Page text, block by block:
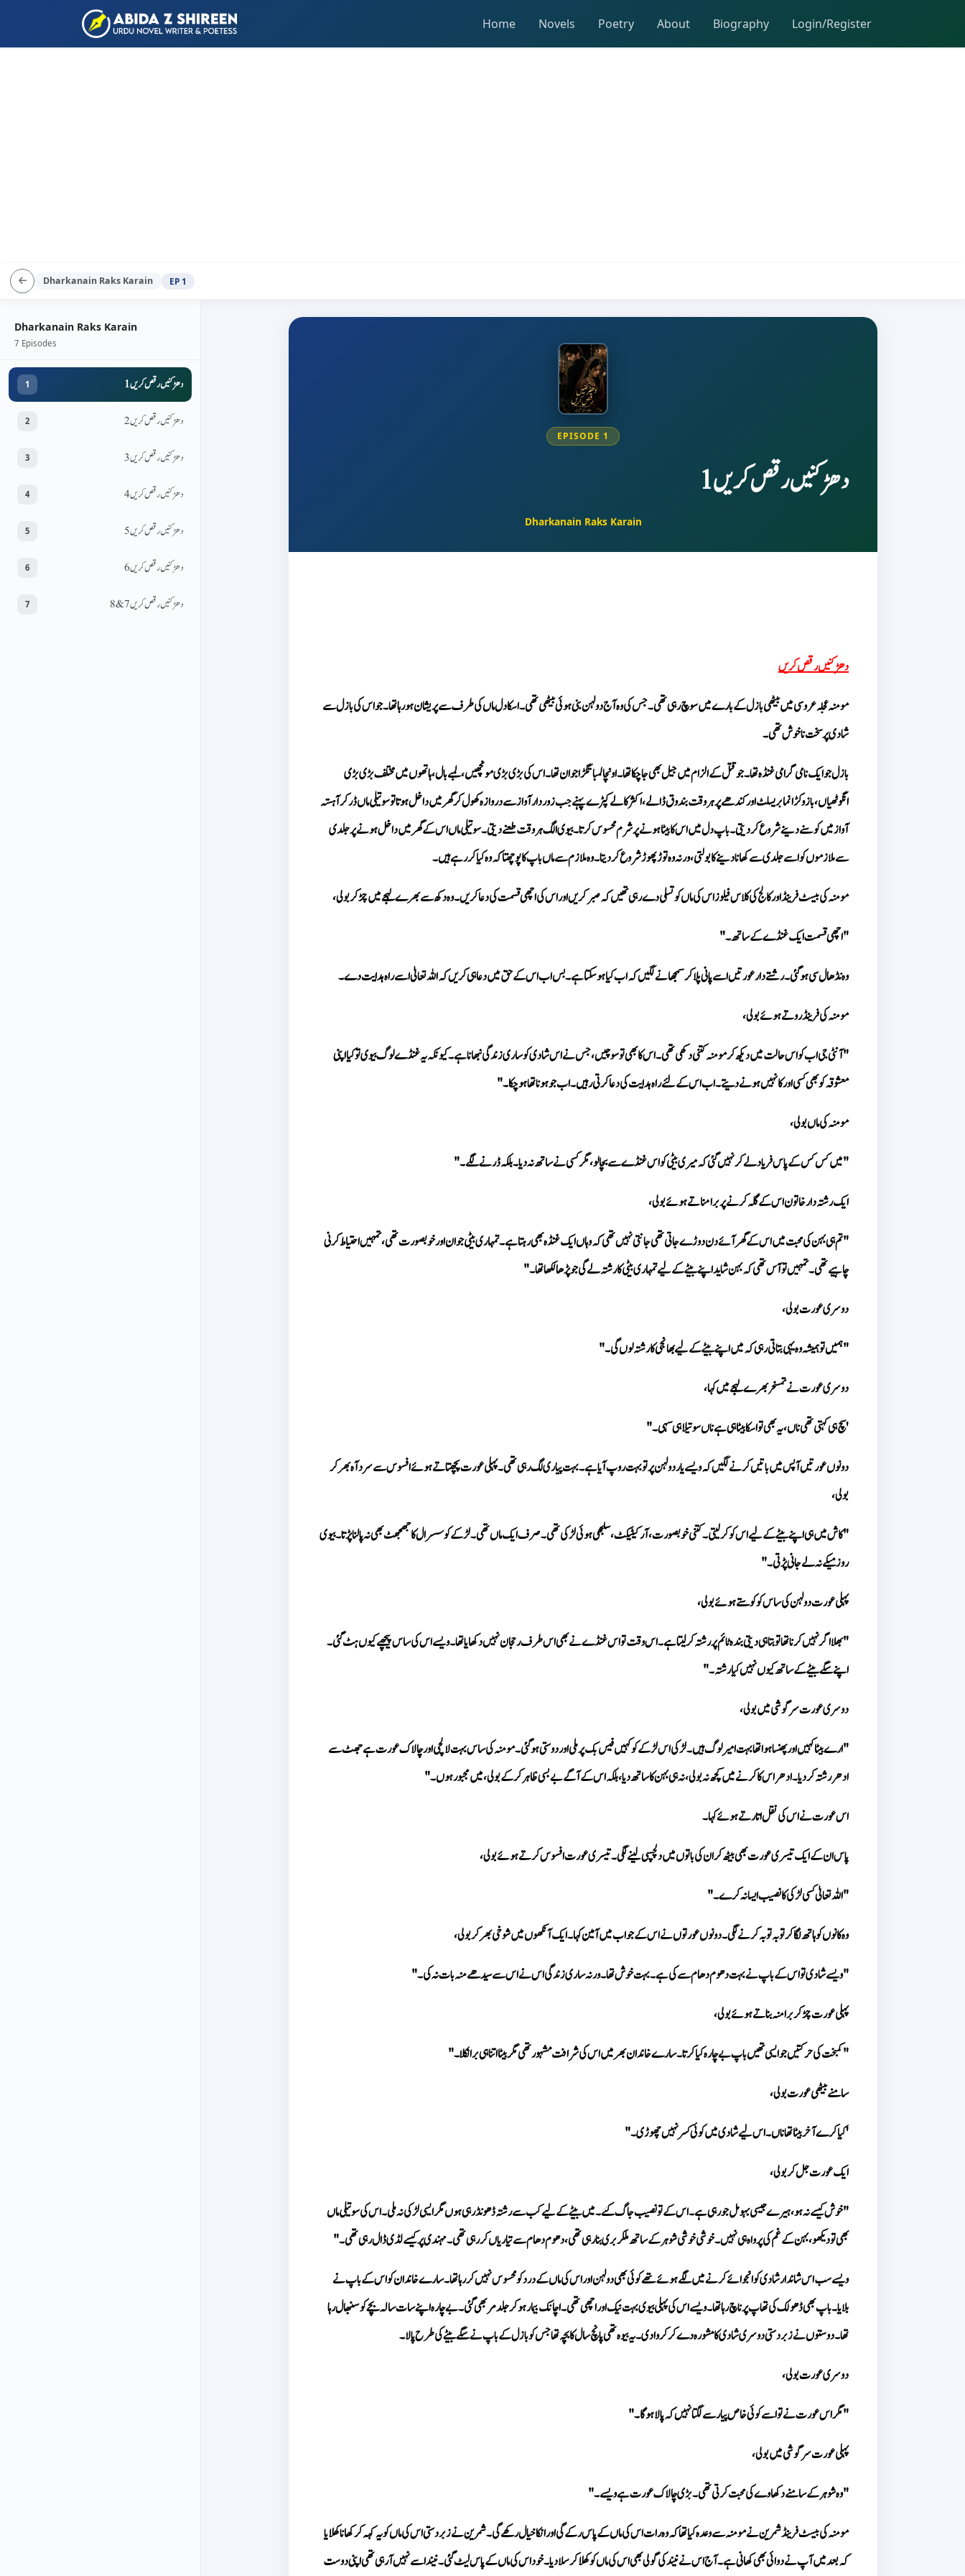
Home Novels Poetry About Biography Login/Register
Dharkanain Raks Karain EP 1
Dharkanain Raks Karain
7 Episodes
1 دھڑکنیں رقص کریں 1
2 دھڑکنیں رقص کریں 2
3 دھڑکنیں رقص کریں 3
4 دھڑکنیں رقص کریں 4
5 دھڑکنیں رقص کریں 5
6 دھڑکنیں رقص کریں 6
7 دھڑکنیں رقص کریں 7&8
EPISODE 1
دھڑکنیں رقص کریں 1
Dharkanain Raks Karain
دھڑکنیں رقص کریں
شادی پر سخت ناخوش تھی۔
سے ملازموں کو اسے جلدی سے کھانا دینے کا بولتی، ورنہ وہ توڑ پھوڑ شروع کر دیتا۔ وہ ملازم سے ماں باپ کا پوچھتا کہ وہ کیا کر رہے ہیں۔
مومنہ کی بیسٹ فرینڈ اور کالج کی کلاس فیلوز اس کی ماں کو تسلی دے رہی تھیں کہ صبر کریں اور اس کی اچھی قسمت کی دعا کریں۔ وہ دکھ سے بھرے لہجے میں چڑ کر بولی،
"اچھی قسمت ایک غنڈے کے ساتھ۔"
وہ نڈھال سی ہو گئی۔ رشتے دار عورتیں اسے پانی پلا کر سمجھانے لگیں کہ اب کیا ہو سکتا ہے۔ بس اب اس کے حق میں دعا ہی کریں کہ اللہ تعالیٰ اسے راہ ہدایت دے۔
مومنہ کی فرینڈ روتے ہوئے بولی،
معشوقہ کو بھی کسی اور کا نہیں ہونے دیتے۔ اب اس کے لئے راہ ہدایت کی دعا کرتی رہیں۔ اب جو ہونا تھا ہو چکا۔"
مومنہ کی ماں بولی،
"میں کس کس کے پاس فریاد لے کر نہیں گئی کہ میری بیٹی کو اس غنڈے سے بچا لو، مگر کسی نے ساتھ نہ دیا۔ بلکہ ڈرنے لگے۔"
ایک رشتہ دار خاتون اس کے گلہ کرنے پر برا مناتے ہوئے بولی،
چاہیے تھی۔ تمہیں تو آس تھی کہ بہن شاید اپنے بیٹے کے لیے تمہاری بیٹی کا رشتہ لے گی جو پڑھا لکھا تھا۔"
دوسری عورت بولی،
"ہمیں تو ہمیشہ وہ یہی بتاتی رہی کہ میں اپنے بیٹے کے لیے بھانجی کا رشتہ لوں گی۔"
دوسری عورت نے تمسخر بھرے لہجے میں کہا،
'سچ ہی کہتی تھی ناں، یہ بھی تو اسکا بیٹا ہی ہے ناں سوتیلا ہی سہی۔"
بولی،
روز میکے نہ لے جانی پڑتی۔"
پہلی عورت دولہن کی ساس کو کوستے ہوئے بولی،
اپنے سگے بیٹے کے ساتھ کیوں نہیں کیا رشتہ۔"
دوسری عورت سرگوشی میں بولی،
ادھر رشتہ کر دیا۔ ادھر اس کا کرنے میں کچھ نہ بولی، نہ ہی بہن کا ساتھ دیا، بلکہ اس کے آگے بےبسی ظاہر کر کے بولی، میں مجبور ہوں۔"
اس عورت نے اس کی نقل اتارتے ہوئے کہا۔
پاس ان کے ایک تیسری عورت بھی بیٹھ کر ان کی باتوں میں دلچسپی لینے لگی۔ تیسری عورت افسوس کرتے ہوئے بولی،
"اللہ تعالیٰ کسی لڑکی کا نصیب ایسا نہ کرے۔"
وہ کانوں کو ہاتھ لگا کر توبہ توبہ کرنے لگی۔ دونوں عورتوں نے اس کے جواب میں آمین کہا۔ ایک آنکھوں میں شوخی بھر کر بولی،
"ویسے شادی تو اس کے باپ نے بہت دھوم دھام سے کی ہے۔ بہت خوش تھا۔ ورنہ ساری زندگی اس نے اس سے سیدھے منہ بات نہ کی۔"
پہلی عورت چڑ کر برا منہ بناتے ہوئے بولی،
"کمبخت کی حرکتیں جو ایسی تھیں باپ بے چارہ کیا کرتا۔ سارے خاندان بھر میں اس کی شرافت مشہور تھی مگر بیٹا اتنا ہی برا نکلا۔"
سامنے بیٹھی عورت بولی،
'کیا کرے آخر بیٹا تھا ناں۔ اس لیے شادی میں کوئی کسر نہیں چھوڑی۔"
ایک عورت جل کر بولی،
بھی تو دیکھو، بہن کے غم کی پرواہ ہی نہیں۔ خوشی خوشی شوہر کے ساتھ ملکر بری بنا رہی تھی، دھوم دھام سے تیاریاں کر رہی تھی۔ مہندی پر کیسے لڈی ڈال رہی تھی۔"
تھا۔ دوستوں نے زبردستی دوسری شادی کا مشورہ دے کر کروا دی۔ یہ بیوہ تھی پانچ سال کا بچہ تھا جس کو بازل کے باپ نے سگے بیٹے کی طرح پالا۔
دوسری عورت بولی،
"مگر اس عورت نے تو اسے کوئی خاص پیار سے لگتا نہیں کہ پالا ہو گا۔"
پہلی عورت سرگوشی میں بولی،
"وہ شوہر کے سامنے دکھاوے کی محبت کرتی تھی۔ بڑی چالاک عورت ہے ویسے۔"